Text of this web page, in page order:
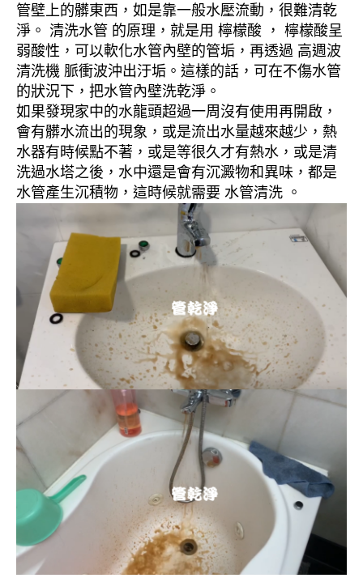
管壁上的髒東西，如是靠一般水壓流動，很難清乾
淨。 清洗水管 的原理，就是用 檸檬酸 ， 檸檬酸呈
弱酸性，可以軟化水管內壁的管垢，再透過 高週波
清洗機 脈衝波沖出汙垢。這樣的話，可在不傷水管
的狀況下，把水管內壁洗乾淨。
如果發現家中的水龍頭超過一周沒有使用再開啟，
會有髒水流出的現象，或是流出水量越來越少，熱
水器有時候點不著，或是等很久才有熱水，或是清
洗過水塔之後，水中還是會有沉澱物和異味，都是
水管產生沉積物，這時候就需要 水管清洗 。